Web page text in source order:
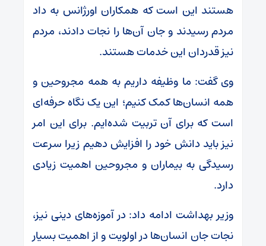
هستند این است که همکاران اورژانس به داد
مردم رسیدند و جان آن‌ها را نجات دادند، مردم
نیز قدردان این خدمات هستند.
وی گفت: ما وظیفه داریم به همه مجروحین و
همه انسان‌ها کمک کنیم؛ این یک نگاه حرفه‌ای
است که برای آن تربیت شده‌ایم. برای این امر
نیز باید دانش خود را افزایش دهیم زیرا سرعت
رسیدگی به بیماران و مجروحین اهمیت زیادی
دارد.
وزیر بهداشت ادامه داد: در آموزه‌های دینی نیز،
نجات جان انسان‌ها در اولویت و از اهمیت بسیار